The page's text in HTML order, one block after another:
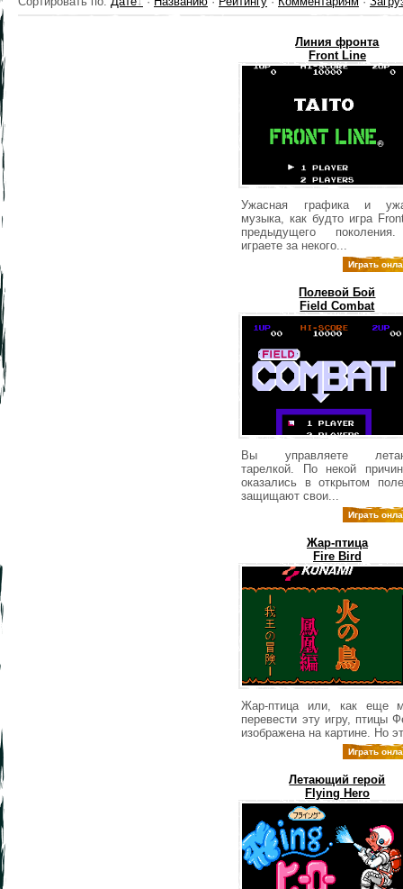
Линия фронта
Front Line
Ужасная графика и
музыка, как будто игра
предыдущего
играете за некого...
Играть
Полевой Бой
Field Combat
Вы управляете
тарелкой. По некой
оказались в открытом
защищают свои...
Играть
Жар-птица
Fire Bird
Жар-птица или, как еще
перевести эту игру, птицы
изображена на картине. Но
Играть
Летающий герой
Flying Hero